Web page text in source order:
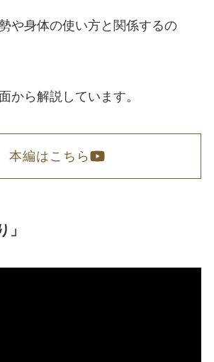
や身体の使い方と関係するの
から解説しています。
本編はこちら
」